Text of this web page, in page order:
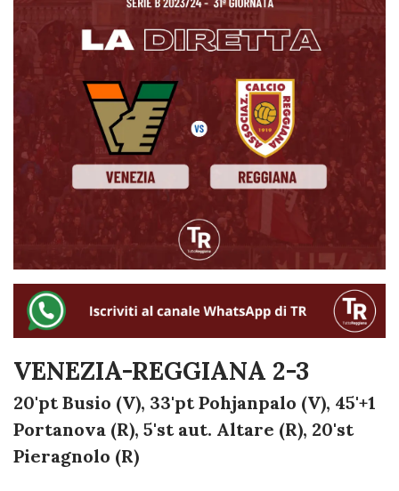
VENEZIA-REGGIANA 2-3
20'pt Busio (V), 33'pt Pohjanpalo (V), 45'+1
Portanova (R), 5'st aut. Altare (R), 20'st
Pieragnolo (R)